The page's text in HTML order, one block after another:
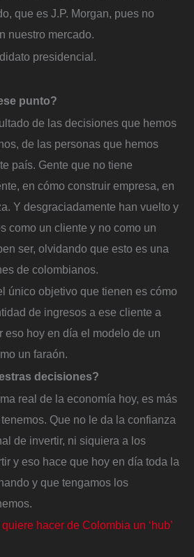
que es J.P. Morgan, pues no
nuestro mercado.
presidencial.
punto?
de las decisiones que hemos
de las personas que hemos
país. Gente que no tiene
en cómo construir empresa, en
Y desgraciadamente han vuelto y
como un cliente y no como un
ser, olvidando que esto es una
de colombianos.
único objetivo que tienen es cómo
de ingresos a ese cliente a
eso hoy en día el modelo de un
un faraón.
decisiones?
real de la economía hoy, es más
Que no le da la confianza
de invertir, ni siquiera a los
y eso hace que hoy en día toda la
y que tengamos los
hacer de Colombia un ‘hub’